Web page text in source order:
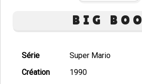
BIG BOO
Série
Super Mario
Création
1990